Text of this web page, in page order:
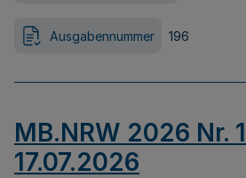
Ausgabennummer 196
MB.NRW 2026 Nr.
17.07.2026